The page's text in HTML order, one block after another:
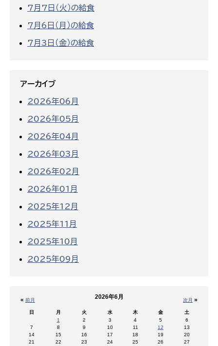
7月7日（火）の給食
7月6日（月）の給食
7月3日（金）の給食
アーカイブ
2026年06月
2026年05月
2026年04月
2026年03月
2026年02月
2026年01月
2025年12月
2025年11月
2025年10月
2025年09月
« 前月 次月 »
2026年6月
日 月 火 水 木 金
土
1
2 3 4 5
6
7
8 9 10 11 12
13
14
15 16 17 18 19
20
21
22 23 24 25 26 27